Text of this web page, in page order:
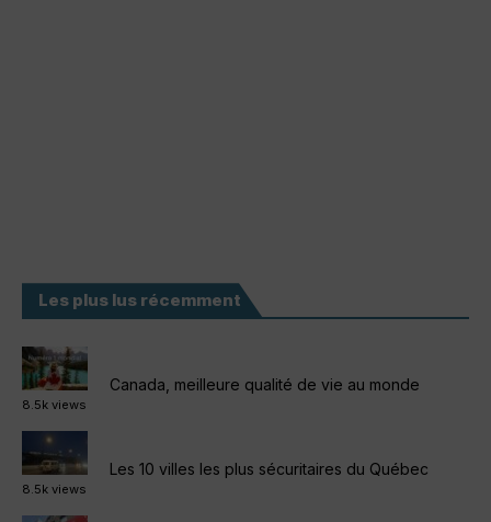
Les plus lus récemment
Canada, meilleure qualité de vie au monde
8.5k views
Les 10 villes les plus sécuritaires du Québec
8.5k views